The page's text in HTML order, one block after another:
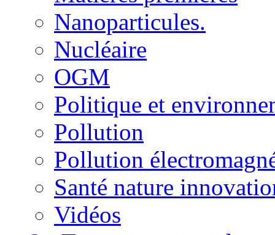
Nanoparticules.
Nucléaire
OGM
Politique et
Pollution
Pollution
Santé nature
Vidéos